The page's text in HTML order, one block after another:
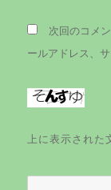
次回のコメ
ールアドレス、
上に表示された